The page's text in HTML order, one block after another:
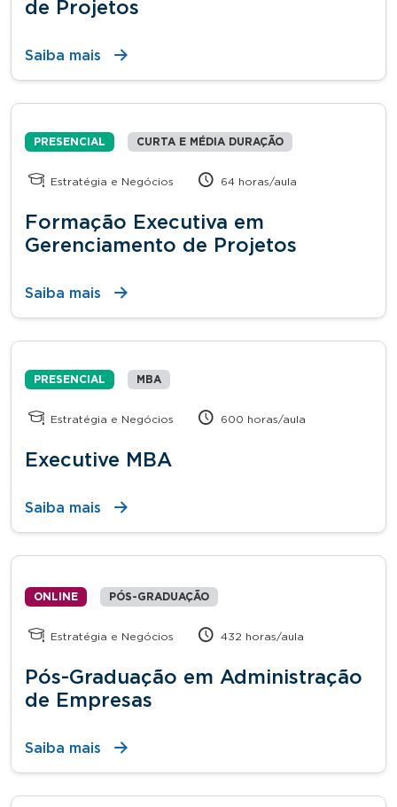
de Projetos
Saiba mais
PRESENCIAL CURTA E MÉDIA DURAÇÃO
Estratégia e Negócios 64 horas/aula
Formação Executiva em
Gerenciamento de Projetos
Saiba mais
PRESENCIAL MBA
Estratégia e Negócios 600 horas/aula
Executive MBA
Saiba mais
ONLINE PÓS-GRADUAÇÃO
Estratégia e Negócios 432 horas/aula
Pós-Graduação em Administração
de Empresas
Saiba mais